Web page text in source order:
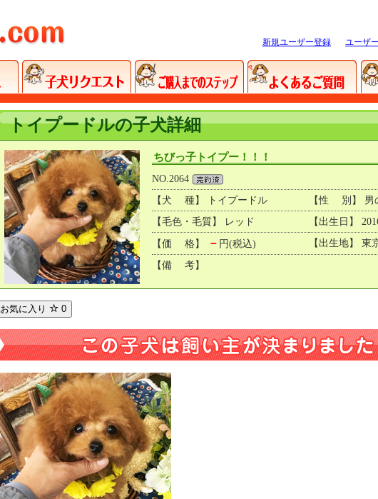
新規ユーザー登録 ユーザ
トイプードルの子犬詳細
ちびっ子トイプー！！！
NO.2064
【犬 種】 トイプードル
【性 別】 男
【毛色・毛質】 レッド
【出生日】
【価 格】 － 円(税込) 【出生地】 東
【備 考】
お気に入り 0